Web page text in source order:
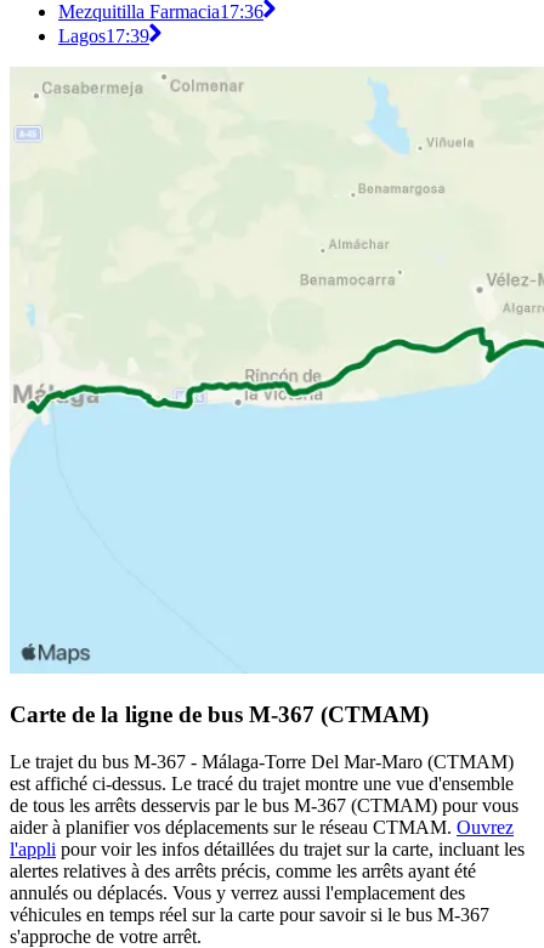
Mezquitilla Farmacia17:36
Lagos17:39
Carte de la ligne de bus M-367 (CTMAM)
Le trajet du bus M-367 - Málaga-Torre Del Mar-Maro (CTMAM)
est affiché ci-dessus. Le tracé du trajet montre une vue d'ensemble
de tous les arrêts desservis par le bus M-367 (CTMAM) pour vous
aider à planifier vos déplacements sur le réseau CTMAM. Ouvrez
l'appli pour voir les infos détaillées du trajet sur la carte, incluant les
alertes relatives à des arrêts précis, comme les arrêts ayant été
annulés ou déplacés. Vous y verrez aussi l'emplacement des
véhicules en temps réel sur la carte pour savoir si le bus M-367
s'approche de votre arrêt.